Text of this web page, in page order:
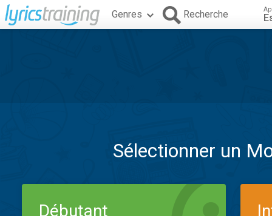
Genres Recherche
Sélectionner un
Débutant